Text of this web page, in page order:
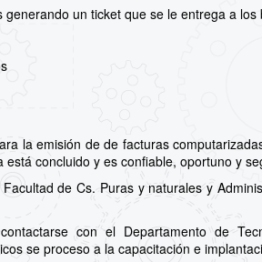
un ticket que se le entrega a los
la emisión de de facturas
concluido y es confiable, oportuno y
de Cs. Puras y naturales y
con el Departamento de
se proceso a la capacitación e